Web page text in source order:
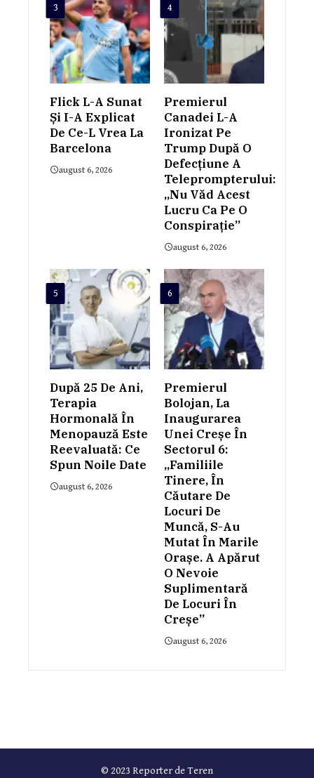
3
Flick L-A Sunat
Și I-A Explicat
De Ce-L Vrea La
Barcelona
august 6, 2026
4
Premierul
Canadei L-A
Ironizat Pe
Trump După O
Defecțiune A
Teleprompterului:
„Nu Văd Acest
Lucru Ca Pe O
Conspiraţie”
august 6, 2026
5
După 25 De Ani,
Terapia
Hormonală În
Menopauză Este
Reevaluată: Ce
Spun Noile Date
august 6, 2026
6
Premierul
Bolojan, La
Inaugurarea
Unei Creșe În
Sectorul 6:
„Familiile
Tinere, În
Căutare De
Locuri De
Muncă, S-Au
Mutat În Marile
Orașe. A Apărut
O Nevoie
Suplimentară
De Locuri În
Creșe”
august 6, 2026
© 2023 Reporter de Teren